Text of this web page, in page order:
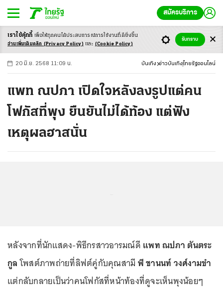
สมัครบริการ
-ก ก ก+
20 มิ.ย. 2568 11:09 น. บันเทิง ข่าวบันเทิง ไทยรัฐออนไลน์
แพท ณปภา เปิดใจหลังลงรูปแต่คน
โฟกัสที่พุง ยืนยันไม่ได้ท้อง แต่ฟัง
เหตุผลฮาสนั่น
หลังจากที่นักแสดง-พิธีกรสาวอารมณ์ดี แพท ณปภา ตันตระ
กูลโพสต์ภาพถ่ายที่ลิฟต์คู่กับคุณสามี พี ชานนท์ วงศ์งามขำ
แต่กลับกลายเป็นว่าคนโฟกัสที่หน้าท้องที่ดูจะเห็นพุงน้อยๆ
เราใช้คุ้กกี้ เพื่อให้ทุกคนได้ประสบการณ์การใช้งานที่ดียิ่งขึ้น
อ่านเพิ่มเติมคลิก (Privacy Policy) และ (Cookie Policy)
รับทราบ